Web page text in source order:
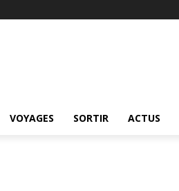
VOYAGES SORTIR ACTUS